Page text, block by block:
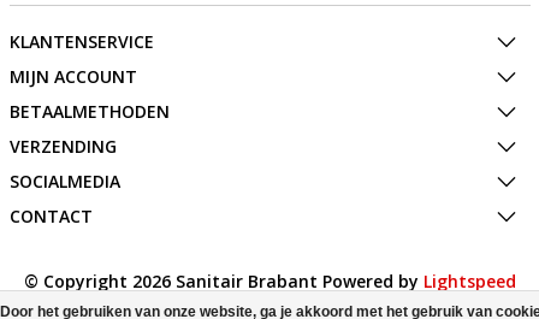
KLANTENSERVICE
MIJN ACCOUNT
BETAALMETHODEN
VERZENDING
SOCIALMEDIA
CONTACT
© Copyright 2026 Sanitair Brabant Powered by Lightspeed
All rights reserved byInStijl Media
Door het gebruiken van onze website, ga je akkoord met het gebruik van